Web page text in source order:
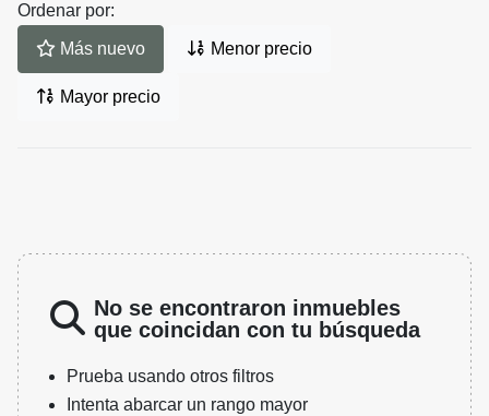
Ordenar por:
Más nuevo Menor precio
Mayor precio
No se encontraron inmuebles
que coincidan con tu búsqueda
Prueba usando otros filtros
Intenta abarcar un rango mayor